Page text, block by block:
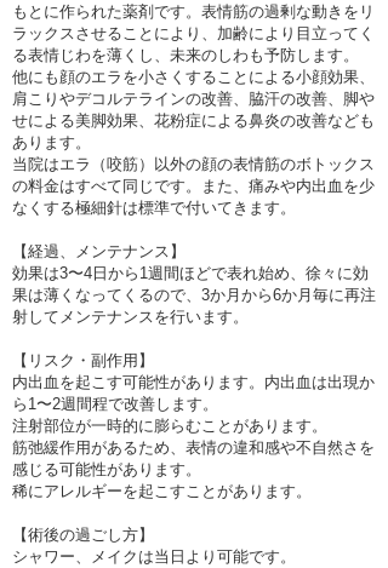
もとに作られた薬剤です。表情筋の過剰な動きをリ
ラックスさせることにより、加齢により目立ってく
る表情じわを薄くし、未来のしわも予防します。
他にも顔のエラを小さくすることによる小顔効果、
肩こりやデコルテラインの改善、脇汗の改善、脚や
せによる美脚効果、花粉症による鼻炎の改善なども
あります。
当院はエラ（咬筋）以外の顔の表情筋のボトックス
の料金はすべて同じです。また、痛みや内出血を少
なくする極細針は標準で付いてきます。
【経過、メンテナンス】
効果は3〜4日から1週間ほどで表れ始め、徐々に効
果は薄くなってくるので、3か月から6か月毎に再注
射してメンテナンスを行います。
【リスク・副作用】
内出血を起こす可能性があります。内出血は出現か
ら1〜2週間程で改善します。
注射部位が一時的に膨らむことがあります。
筋弛緩作用があるため、表情の違和感や不自然さを
感じる可能性があります。
稀にアレルギーを起こすことがあります。
【術後の過ごし方】
シャワー、メイクは当日より可能です。